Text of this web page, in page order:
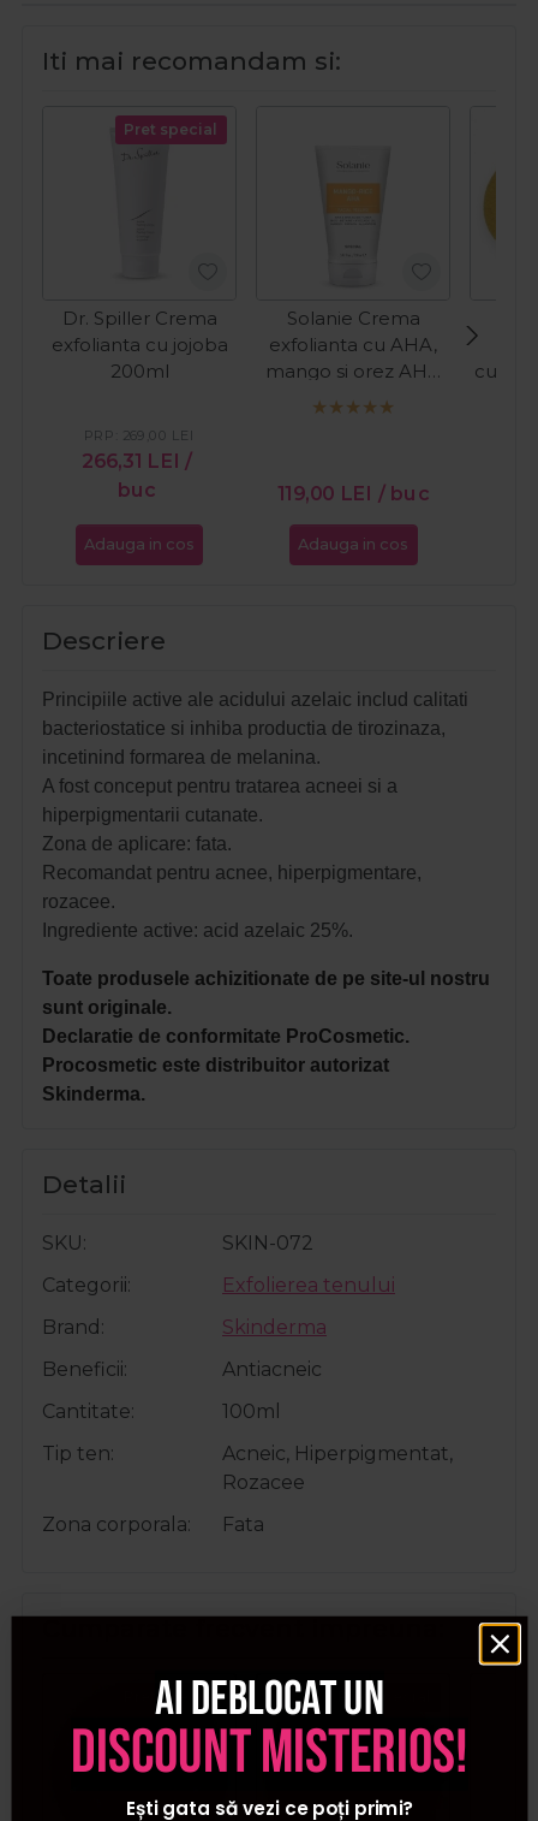
Iti mai recomandam si:
Pret special
Dr. Spiller Crema
exfolianta cu jojoba
200ml
266,31 LEI /
buc
PRP: 269,00 LEI
Adauga in cos
Solanie Crema
exfolianta cu AHA,
mango si orez AHA
Peeling Special
119,00 LEI / buc
Adauga in cos
Descriere
Principiile active ale acidului azelaic includ calitati
bacteriostatice si inhiba productia de tirozinaza,
incetinind formarea de melanina.
A fost conceput pentru tratarea acneei si a
hiperpigmentarii cutanate.
Zona de aplicare: fata.
Recomandat pentru acnee, hiperpigmentare,
rozacee.
Ingrediente active: acid azelaic 25%.
Toate produsele achizitionate de pe site-ul nostru
sunt originale.
Declaratie de conformitate ProCosmetic.
Procosmetic este distribuitor autorizat
Skinderma.
Detalii
SKU
SKIN-072
Categorii
Exfolierea tenului
Brand
Skinderma
Beneficii
Antiacneic
Cantitate
100ml
Tip ten
Acneic, Hiperpigmentat,
Rozacee
Zona corporala
Fata
Pret special Pret special
Ai deblocat un
discount misterios!
Ești gata să vezi ce poți primi?